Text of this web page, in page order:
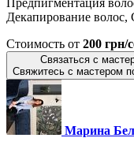
Декапирование волос,
Стоимость от 200 грн/
Связаться с
Свяжитесь с мастером
Марина